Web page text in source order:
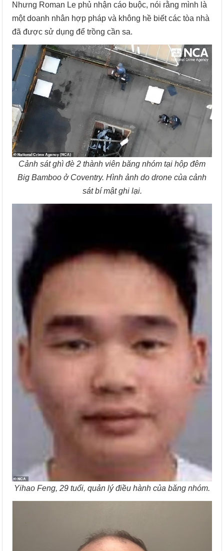
Nhưng Roman Le phủ nhận cáo buộc, nói rằng mình là
một doanh nhân hợp pháp và không hề biết các tòa nhà
đã được sử dụng để trồng cần sa.
Cảnh sát ghì đè 2 thành viên băng nhóm tại hộp đêm
Big Bamboo ở Coventry. Hình ảnh do drone của cảnh
sát bí mật ghi lại.
Yihao Feng, 29 tuổi, quản lý điều hành của băng nhóm.